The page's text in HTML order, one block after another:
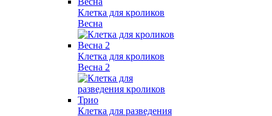
Клетка для кроликов
Весна
Клетка для кроликов
Весна 2
Клетка для разведения